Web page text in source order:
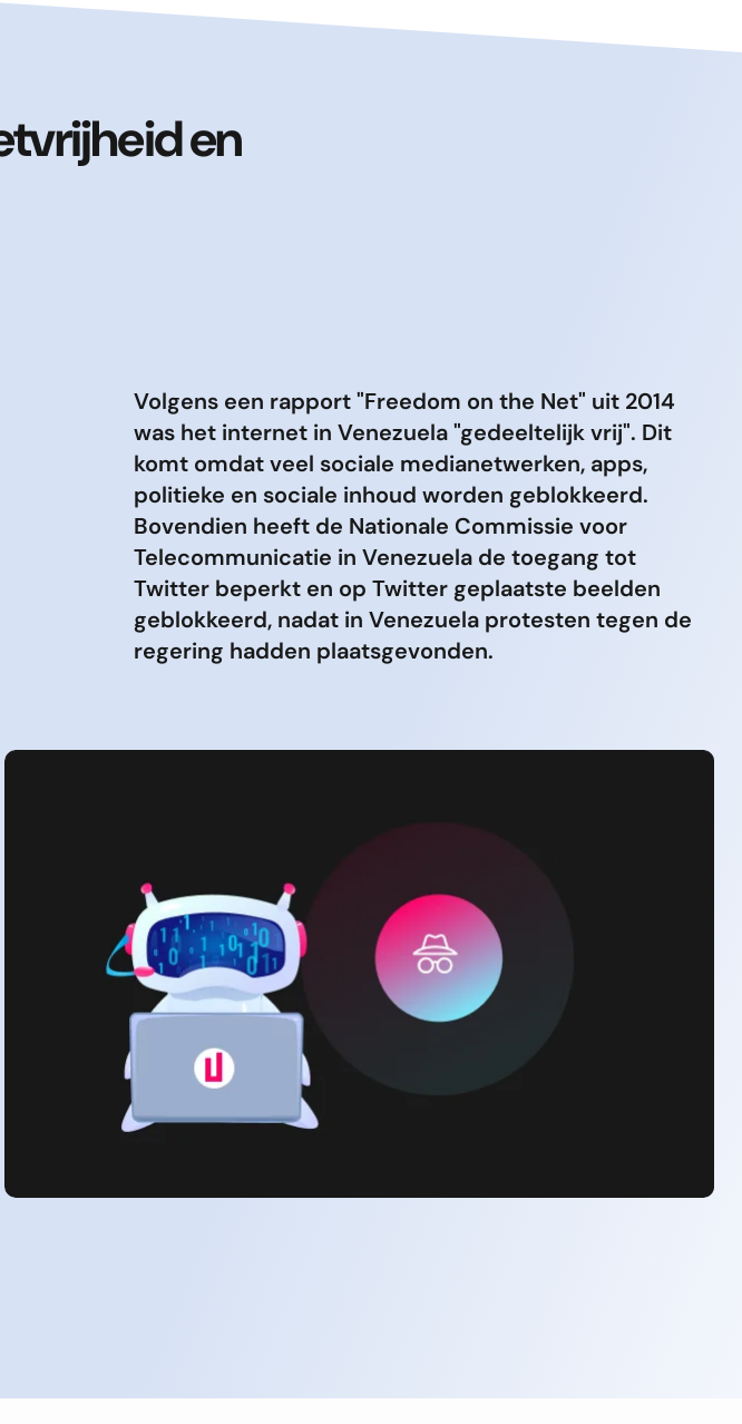
en
Volgens een rapport "Freedom on the Net" uit 2014
was het internet in Venezuela "gedeeltelijk vrij". Dit
komt omdat veel sociale medianetwerken, apps,
politieke en sociale inhoud worden geblokkeerd.
Bovendien heeft de Nationale Commissie voor
Telecommunicatie in Venezuela de toegang tot
Twitter beperkt en op Twitter geplaatste beelden
geblokkeerd, nadat in Venezuela protesten tegen de
regering hadden plaatsgevonden.